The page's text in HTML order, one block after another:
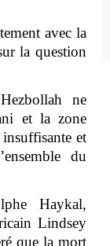
avec la
la question
ne
et la zone
et
du
Haykal,
Lindsey
que la mort